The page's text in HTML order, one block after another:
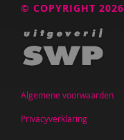
© COPYRIGHT 2026
Algemene voorwaarden
Privacyverklaring